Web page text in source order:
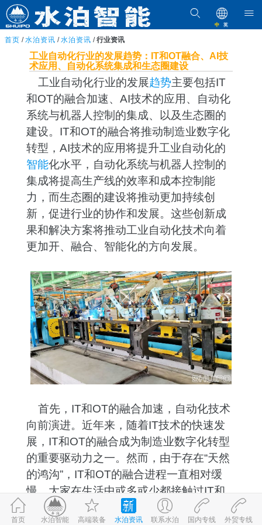
中 英
首页 / 水泊资讯 / 水泊资讯 / 行业资讯
工业自动化行业的发展趋势：IT和OT融合、AI技
术应用、自动化系统集成和生态圈建设
工业自动化行业的发展趋势主要包括IT
和OT的融合加速、AI技术的应用、自动化
系统与机器人控制的集成、以及生态圈的
建设。IT和OT的融合将推动制造业数字化
转型，AI技术的应用将提升工业自动化的
智能化水平，自动化系统与机器人控制的
集成将提高生产线的效率和成本控制能
力，而生态圈的建设将推动更加持续创
新，促进行业的协作和发展。这些创新成
果和解决方案将推动工业自动化技术向着
更加开、融合、智能化的方向发展。
首先，IT和OT的融合加速，自动化技术
向前演进。近年来，随着IT技术的快速发
展，IT和OT的融合成为制造业数字化转型
的重要驱动力之一。然而，由于存在“天然
的鸿沟”，IT和OT的融合进程一直相对缓
慢。大家在生活中或多或少都接触过IT和
OT的代名词，大家对IT肯定都比较熟悉，
©2017-2026水泊智能 鲁ICP备09059980号-1 鲁公网安备 37083202370898号
首页 水泊智能 高端装备 水泊资讯 联系水泊 国内专线 外贸专线